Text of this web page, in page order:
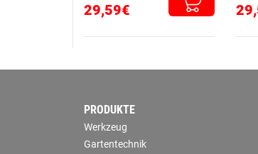
29,59€
PRODUKTE
Werkzeug
Gartentechnik